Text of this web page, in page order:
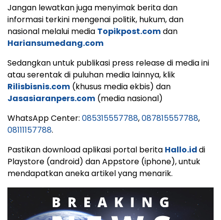
Jangan lewatkan juga menyimak berita dan
informasi terkini mengenai politik, hukum, dan
nasional melalui media Topikpost.comdan
Hariansumedang.com
Sedangkan untuk publikasi press release di media ini
atau serentak di puluhan media lainnya, klik
Rilisbisnis.com (khusus media ekbis) dan
Jasasiaranpers.com (media nasional)
WhatsApp Center: 085315557788,087815557788,
08111157788.
Pastikan download aplikasi portal berita Hallo.iddi
Playstore (android) dan Appstore (iphone), untuk
mendapatkan aneka artikel yang menarik.